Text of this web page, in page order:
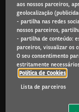
PARTICULARES
Campanhas
Renting Particulares
Carros Usados
Renting, Leasing ou
My Arval Mobile
Porquê a Arval
PROFISSIONAIS E
aos nossos parceiros,
geolocalização
- partilha nas redes
nossos parceiros,
- partilha de conteúdo:
parceiros, visualizar os
O seu consentimento
estritamente
Política de Cookies
Lista de parceiros